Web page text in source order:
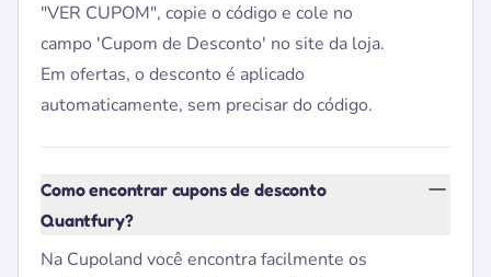
"VER CUPOM", copie o código e cole no
campo 'Cupom de Desconto' no site da loja.
Em ofertas, o desconto é aplicado
automaticamente, sem precisar do código.
Como encontrar cupons de desconto
Quantfury?
Na Cupoland você encontra facilmente os